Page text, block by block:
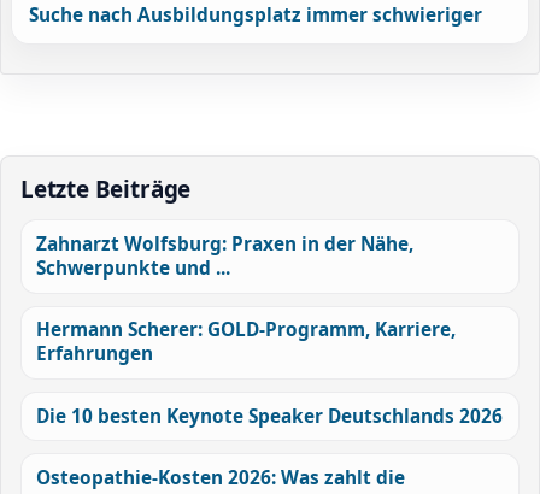
Suche nach Ausbildungsplatz immer schwieriger
Letzte Beiträge
Zahnarzt Wolfsburg: Praxen in der Nähe,
Schwerpunkte und ...
Hermann Scherer: GOLD-Programm, Karriere,
Erfahrungen
Die 10 besten Keynote Speaker Deutschlands 2026
Osteopathie-Kosten 2026: Was zahlt die